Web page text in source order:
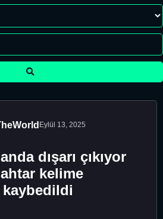
Eylül 13, 2025
dışarı çıkıyor
kelime
kaybedildi